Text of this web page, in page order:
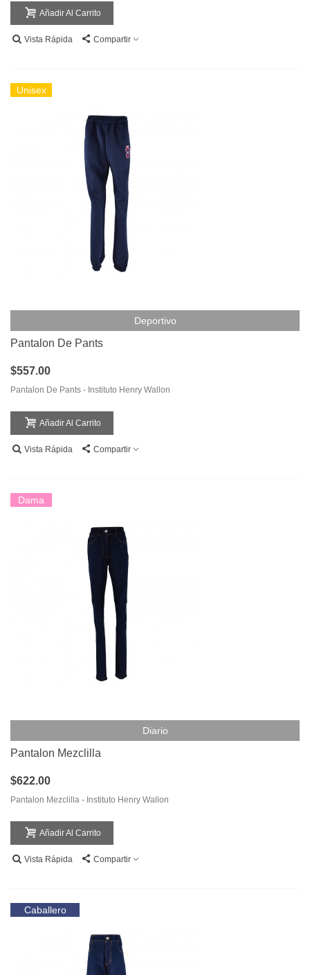
Añadir Al Carrito
Vista Rápida Compartir
Unisex
Deportivo
Pantalon De Pants
$557.00
Pantalon De Pants - Instituto Henry Wallon
Añadir Al Carrito
Vista Rápida Compartir
Dama
Diario
Pantalon Mezclilla
$622.00
Pantalon Mezclilla - Instituto Henry Wallon
Añadir Al Carrito
Vista Rápida Compartir
Caballero